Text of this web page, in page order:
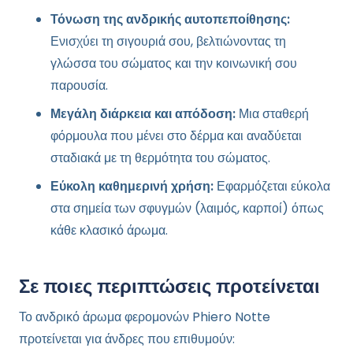
Τόνωση της ανδρικής αυτοπεποίθησης:
Ενισχύει τη σιγουριά σου, βελτιώνοντας τη
γλώσσα του σώματος και την κοινωνική σου
παρουσία.
Μεγάλη διάρκεια και απόδοση: Μια σταθερή
φόρμουλα που μένει στο δέρμα και αναδύεται
σταδιακά με τη θερμότητα του σώματος.
Εύκολη καθημερινή χρήση: Εφαρμόζεται εύκολα
στα σημεία των σφυγμών (λαιμός, καρποί) όπως
κάθε κλασικό άρωμα.
Σε ποιες περιπτώσεις προτείνεται
Το ανδρικό άρωμα φερομονών Phiero Notte
προτείνεται για άνδρες που επιθυμούν: